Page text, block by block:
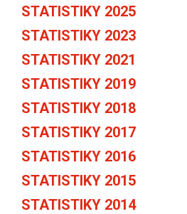
STATISTIKY 2025
STATISTIKY 2023
STATISTIKY 2021
STATISTIKY 2019
STATISTIKY 2018
STATISTIKY 2017
STATISTIKY 2016
STATISTIKY 2015
STATISTIKY 2014